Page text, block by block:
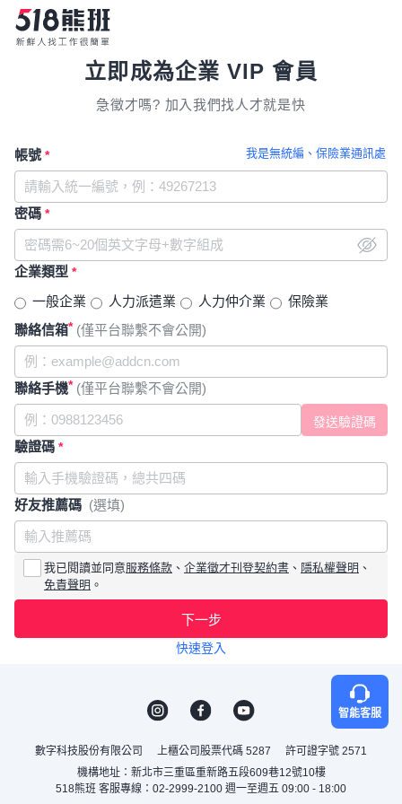
立即成為企業 VIP 會員
急徵才嗎? 加入我們找人才就是快
我是無統編、保險業通訊處
帳號 *
密碼 *
企業類型 *
一般企業 人力派遣業 人力仲介業
保險業
聯絡信箱* (僅平台聯繫不會公開)
聯絡手機* (僅平台聯繫不會公開)
驗證碼 *
好友推薦碼 (選填)
我已閱讀並同意服務條款 、 企業徵才刊登契約書 、 隱私權聲明 、
免責聲明 。
下一步
快速登入
智能客服
數字科技股份有限公司 上櫃公司股票代碼 5287
許可證字號 2571
機構地址：新北市三重區重新路五段609巷12號10樓
518熊班 客服專線：02-2999-2100 週一至週五 09:00 - 18:00